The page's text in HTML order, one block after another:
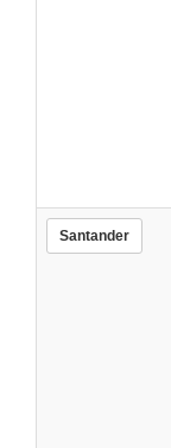
Santander